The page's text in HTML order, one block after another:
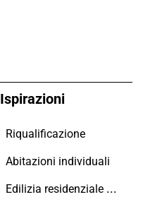
Ispirazioni
Riqualificazione
Abitazioni individuali
Edilizia residenziale collettiva